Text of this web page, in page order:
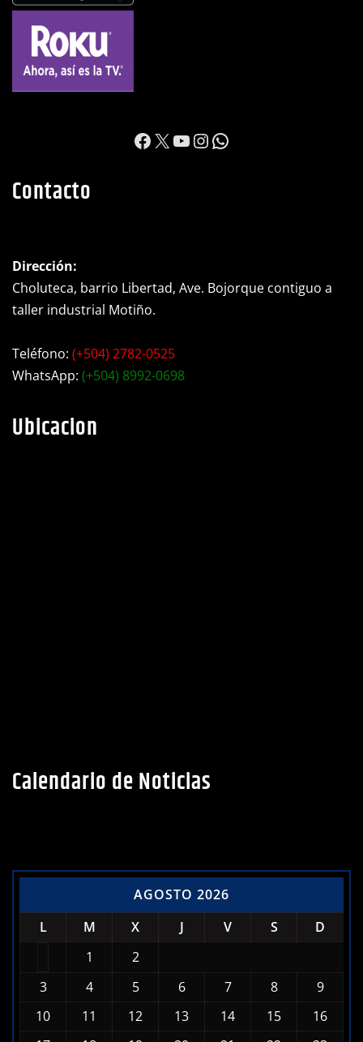
https://
X YouTube
Instagram
WhatsApp
Contacto
Dirección:
Choluteca, barrio Libertad, Ave. Bojorque contiguo a
taller industrial Motiño.
Teléfono: (+504) 2782-0525
WhatsApp: (+504) 8992-0698
Ubicacion
Calendario de Noticias
AGOSTO 2026
L
M X J V S
D
1
2
3
4 5 6 7 8
9
10
11 12 13 14 15 16